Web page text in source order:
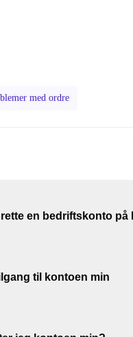
med ordre
en bedriftskonto på
til kontoen min